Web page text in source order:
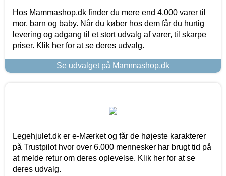
Hos Mammashop.dk finder du mere end 4.000 varer til
mor, barn og baby. Når du køber hos dem får du hurtig
levering og adgang til et stort udvalg af varer, til skarpe
priser. Klik her for at se deres udvalg.
Se udvalget på Mammashop.dk
Legehjulet.dk er e-Mærket og får de højeste karakterer
på Trustpilot hvor over 6.000 mennesker har brugt tid på
at melde retur om deres oplevelse. Klik her for at se
deres udvalg.